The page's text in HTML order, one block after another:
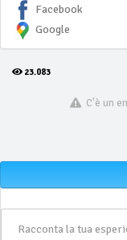
Facebook
Google
23.083
C'è un